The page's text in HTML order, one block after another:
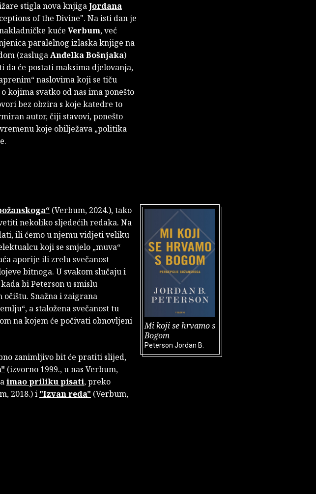
stigla nova knjigaJordana
of the Divine". Na isti dan je
kuće Verbum, već
paralelnog izlaska knjige na
(zaslugaAnđelka Bošnjaka)
da će postati maksima djelovanja,
naslovima koji se tiču
svatko od nas ima ponešto
bez obzira s koje katedre to
autor, čiji stavovi, ponešto
koje obilježava „politika
Mi koji se hrvamo s
Bogom
Peterson Jordan B.
(Verbum, 2024.), tako
nekoliko sljedećih redaka. Na
ili ćemo u njemu vidjeti veliku
koji se smjelo „muva“
aporije ili zrelu svečanost
bitnoga. U svakom slučaju i
bi Peterson u smislu
Snažna i zaigrana
a staložena svečanost tu
na kojem će počivati obnovljeni
zanimljivo bit će pratiti slijed,
(izvorno 1999., u nas Verbum,
imao priliku pisati, preko
2018.) i "Izvan reda" (Verbum,